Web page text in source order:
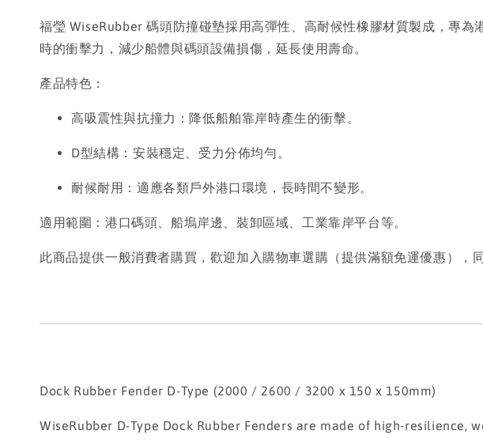
福瑩 WiseRubber 碼頭防撞碰墊採用高彈性、高耐候性橡膠材質製成，專
時的衝擊力，減少船體與碼頭設備損傷，延長使用壽命。
產品特色：
高吸震性與抗撞力：降低船舶靠岸時產生的衝擊。
D型結構：安裝穩定、受力分佈均勻。
耐候耐用：適應各類戶外港口環境，長時間不變形。
適用範圍：港口碼頭、船塢岸邊、裝卸區域、工業靠岸平台等。
此商品提供一般消費者購買，歡迎加入購物車選購（提供滿額免運優惠），
Dock Rubber Fender D-Type (2000 / 2600 / 3200 x 150 x 150mm)
WiseRubber D-Type Dock Rubber Fenders are made of high-